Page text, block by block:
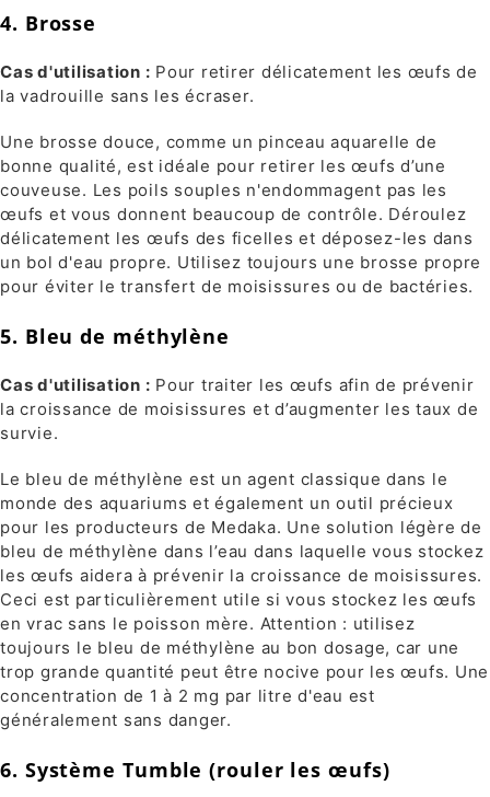
4. Brosse
Cas d'utilisation : Pour retirer délicatement les œufs de
la vadrouille sans les écraser.
Une brosse douce, comme un pinceau aquarelle de
bonne qualité, est idéale pour retirer les œufs d’une
couveuse. Les poils souples n'endommagent pas les
œufs et vous donnent beaucoup de contrôle. Déroulez
délicatement les œufs des ficelles et déposez-les dans
un bol d'eau propre. Utilisez toujours une brosse propre
pour éviter le transfert de moisissures ou de bactéries.
5. Bleu de méthylène
Cas d'utilisation : Pour traiter les œufs afin de prévenir
la croissance de moisissures et d’augmenter les taux de
survie.
Le bleu de méthylène est un agent classique dans le
monde des aquariums et également un outil précieux
pour les producteurs de Medaka. Une solution légère de
bleu de méthylène dans l’eau dans laquelle vous stockez
les œufs aidera à prévenir la croissance de moisissures.
Ceci est particulièrement utile si vous stockez les œufs
en vrac sans le poisson mère. Attention : utilisez
toujours le bleu de méthylène au bon dosage, car une
trop grande quantité peut être nocive pour les œufs. Une
concentration de 1 à 2 mg par litre d'eau est
généralement sans danger.
6. Système Tumble (rouler les œufs)